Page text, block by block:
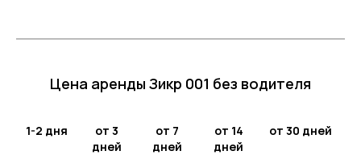
Цена аренды Зикр 001 без водителя
1-2 дня
от 3
дней
от 7
дней
от 14
дней
от 30 дней